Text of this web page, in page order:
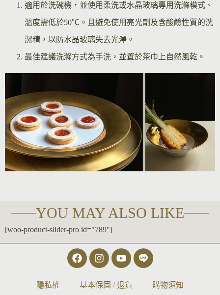
適用於洗碗機，並使用柔洗或水晶玻璃專用洗滌模式、
溫度需低於50℃。且避免使用亮光劑及含酸鹼性質的洗
潔精，以防水晶玻璃失去光澤。
最佳建議洗滌方式為手洗，並置於茶巾上自然風乾。
YOU MAY ALSO LIKE
[woo-product-slider-pro id="789"]
隱私權 基本保固 / 退貨 購物須知